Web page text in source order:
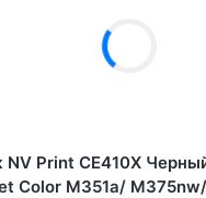
Print CE410X
Color M351a/